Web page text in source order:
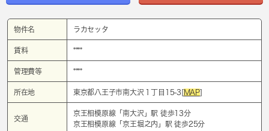
物件名 ラカセッタ
賃料 ****
管理費等 ****
所在地 東京都八王子市南大沢１丁目15-3[MAP]
交通
京王相模原線「南大沢 」駅 徒歩13分
京王相模原線「京王堀之内 」駅 徒歩25分